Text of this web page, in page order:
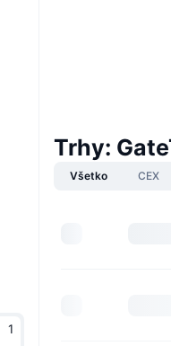
Trhy:
Všetko CEX